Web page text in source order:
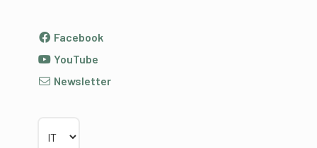
Facebook
YouTube
Newsletter